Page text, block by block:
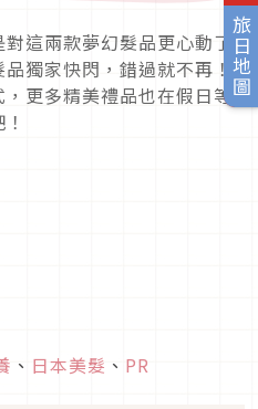
旅日地圖
這兩款夢幻髮品更心動了
獨家快閃，錯過就不再！
更多精美禮品也在假日等
、 日本美髮 、 PR